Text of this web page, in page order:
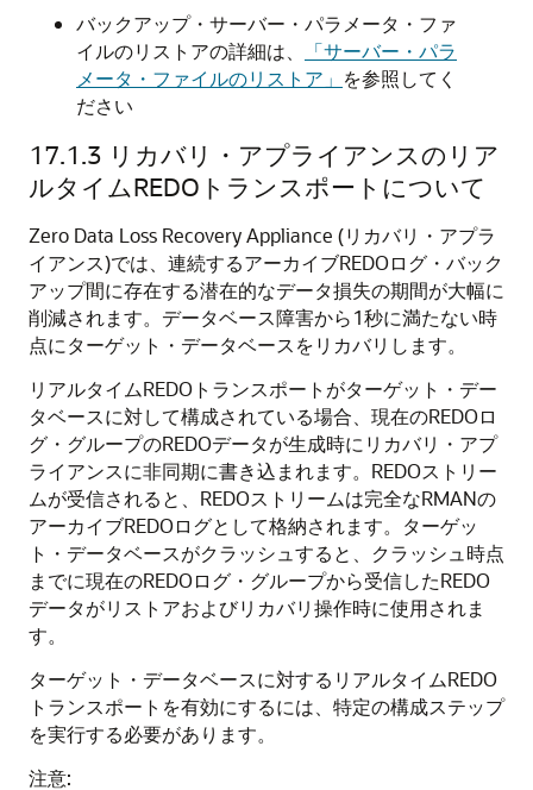
バックアップ・サーバー・パラメータ・ファ
イルのリストアの詳細は、
「サーバー・パラ
メータ・ファイルのリストア」 を参照してく
ださい
17.1.3 リカバリ・アプライアンスのリア
ルタイムREDOトランスポートについて
Zero Data Loss Recovery Appliance (リカバリ・アプラ
イアンス)では、連続するアーカイブREDOログ・バック
アップ間に存在する潜在的なデータ損失の期間が大幅に
削減されます。データベース障害から1秒に満たない時
点にターゲット・データベースをリカバリします。
リアルタイムREDOトランスポートがターゲット・デー
タベースに対して構成されている場合、現在のREDOロ
グ・グループのREDOデータが生成時にリカバリ・アプ
ライアンスに非同期に書き込まれます。REDOストリー
ムが受信されると、REDOストリームは完全なRMANの
アーカイブREDOログとして格納されます。ターゲッ
ト・データベースがクラッシュすると、クラッシュ時点
までに現在のREDOログ・グループから受信したREDO
データがリストアおよびリカバリ操作時に使用されま
す。
ターゲット・データベースに対するリアルタイムREDO
トランスポートを有効にするには、特定の構成ステップ
を実行する必要があります。
注意: